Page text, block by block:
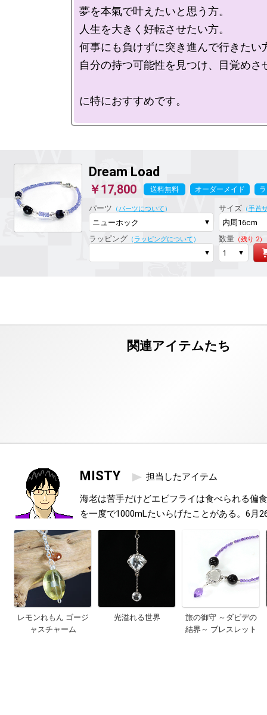
夢を本氣で叶えたいと思う方。
人生を大きく好転させたい方。
何事にも負けずに突き進んで行きたい
自分の持つ可能性を見つけ、目覚めさ
に特におすすめです。
Dream Load
￥17,800 送料無料 オーダーメイド
パーツ （ パーツについて ） サイズ （手首
ラッピング （ ラッピングについて ） 数量（残り 2）
MISTY 担当したアイテム
海老は苦手だけどエビフライは食べられる偏
を一度で1000mLたいらげたことがある。6月
レモンれもん ゴージ
ャスチャーム
光溢れる世界
旅の御守 ～ダビデの
結界～ ブレスレット